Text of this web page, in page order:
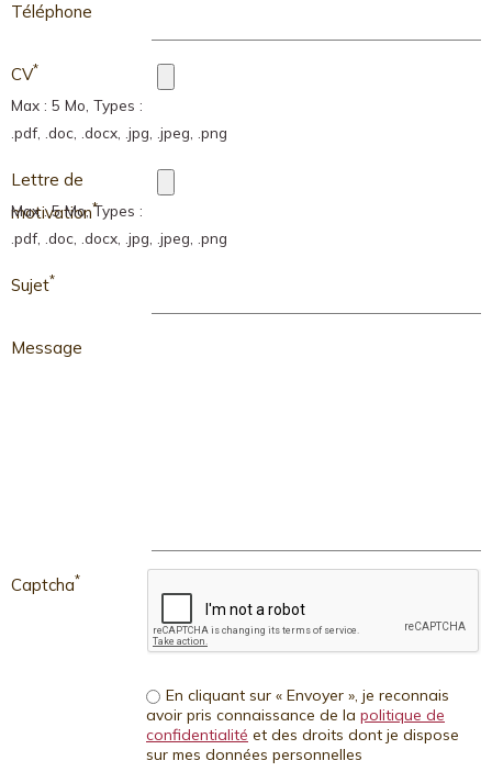
Téléphone
CV*
Max : 5 Mo, Types :
.pdf, .doc, .docx, .jpg, .jpeg, .png
Lettre de
motivation*
Max : 5 Mo, Types :
.pdf, .doc, .docx, .jpg, .jpeg, .png
Sujet*
Message
Captcha*
En cliquant sur « Envoyer », je reconnais
avoir pris connaissance de la politique de
confidentialité et des droits dont je dispose
sur mes données personnelles